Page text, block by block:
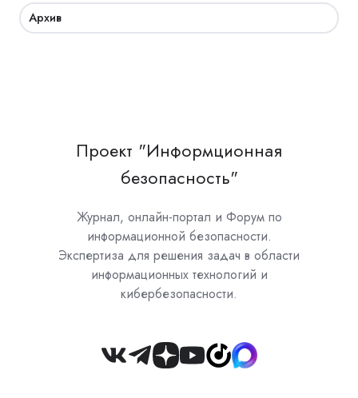
Архив
Проект "Информционная
безопасность"
Журнал, онлайн-портал и Форум по
информационной безопасности.
Экспертиза для решения задач в области
информационных технологий и
кибербезопасности.
Join